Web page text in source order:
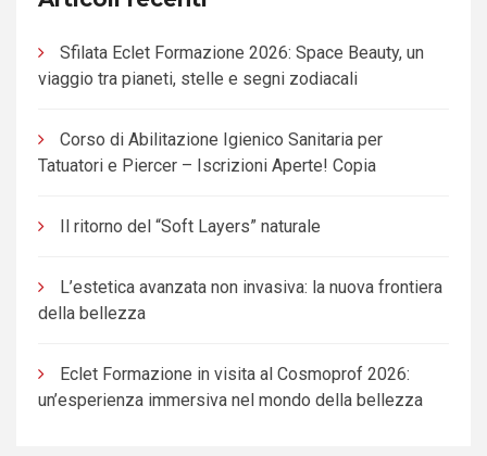
Sfilata Eclet Formazione 2026: Space Beauty, un
viaggio tra pianeti, stelle e segni zodiacali
Corso di Abilitazione Igienico Sanitaria per
Tatuatori e Piercer – Iscrizioni Aperte! Copia
Il ritorno del “Soft Layers” naturale
L’estetica avanzata non invasiva: la nuova frontiera
della bellezza
Eclet Formazione in visita al Cosmoprof 2026:
un’esperienza immersiva nel mondo della bellezza